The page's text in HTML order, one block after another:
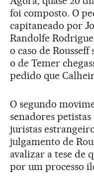
foi composto. O
capitaneado por
Randolfe
o caso de
o de Temer
pedido que
O segundo
senadores
juristas
julgamento de
avalizar a tese de
por um processo